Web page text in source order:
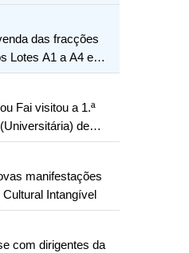
das fracções
Lotes A1 a A4 e
Fai visitou a 1.ª
de
e Hengqin
manifestações
Intangível
com dirigentes da